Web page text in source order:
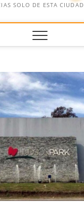
SOLO DE ESTA CIUDAD